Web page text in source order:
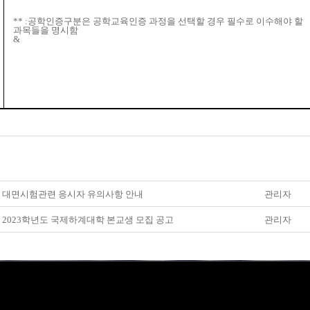
** :공학인증구분은 공학교육인증 과정을 선택할 경우 필수로 이수해야 할
과목들을 명시함
&
면시험관련 응시자 유의사항 안내 관리자
학년도 국제하계대학 본교생 모집 공고 관리자